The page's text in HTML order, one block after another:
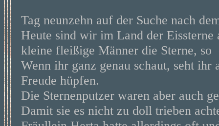
Tag neunzehn auf der Suche nach
Heute sind wir im Land der
kleine fleißige Männer die Sterne,
Wenn ihr ganz genau schaut, seht ihr
Freude hüpfen.
Die Sternenputzer waren aber auch
Damit sie es nicht zu doll trieben